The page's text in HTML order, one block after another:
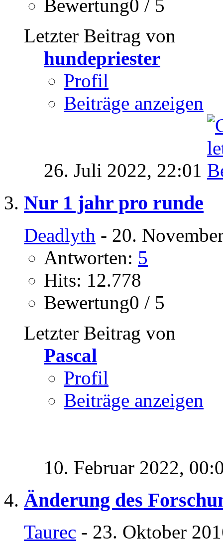
Bewertung0 / 5
Letzter Beitrag von
hundepriester
Profil
Beiträge anzeigen
26. Juli 2022, 22:01
Nur 1 jahr pro runde
Deadlyth - 20.
Antworten: 5
Hits: 12.778
Bewertung0 / 5
Letzter Beitrag von
Pascal
Profil
Beiträge anzeigen
10. Februar 2022,
Änderung des
Taurec - 23. Oktober